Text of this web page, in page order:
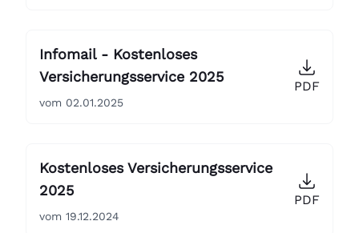
Infomail - Kostenloses
Versicherungsservice 2025
vom 02.01.2025
PDF
Kostenloses Versicherungsservice
2025
vom 19.12.2024
PDF